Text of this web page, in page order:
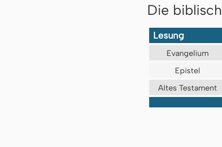
Die
Lesung
Evangelium
Epistel
Altes Testament